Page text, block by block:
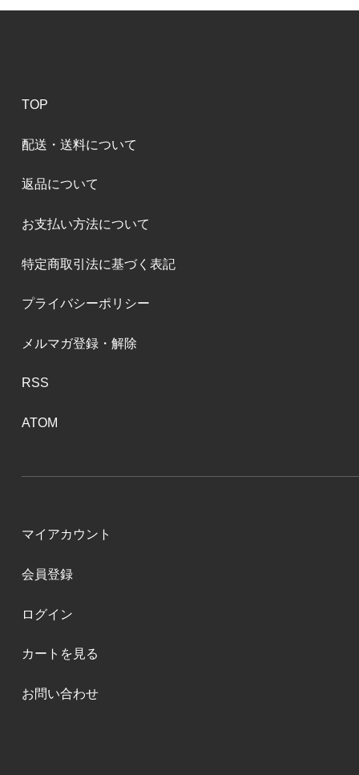
TOP
配送・送料について
返品について
お支払い方法について
特定商取引法に基づく表記
プライバシーポリシー
メルマガ登録・解除
RSS
ATOM
マイアカウント
会員登録
ログイン
カートを見る
お問い合わせ